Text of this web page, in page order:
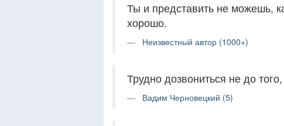
Ты и представить не можешь,
хорошо.
Неизвестный автор (1000+)
Трудно дозвониться не до
Вадим Черновецкий (5)